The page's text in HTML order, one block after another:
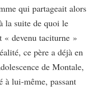
qui partageait alors
la suite de quoi le
« devenu taciturne »
ce père a déjà en
de Montale,
à lui-même, passant